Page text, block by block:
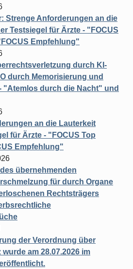
Strenge Anforderungen an die
Testsiegel für Ärzte - "FOCUS
Empfehlung"
durch KI-
durch Memorisierung und
"Atemlos durch die Nacht" und
an die Lauterkeit
für Ärzte - "FOCUS Top
Empfehlung"
übernehmenden
für durch Organe
Rechtsträgers
der Verordnung über
am 28.07.2026 im